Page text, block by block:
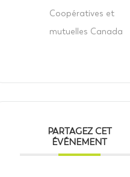
Coopératives et
mutuelles Canada
PARTAGEZ CET
ÉVÉNEMENT